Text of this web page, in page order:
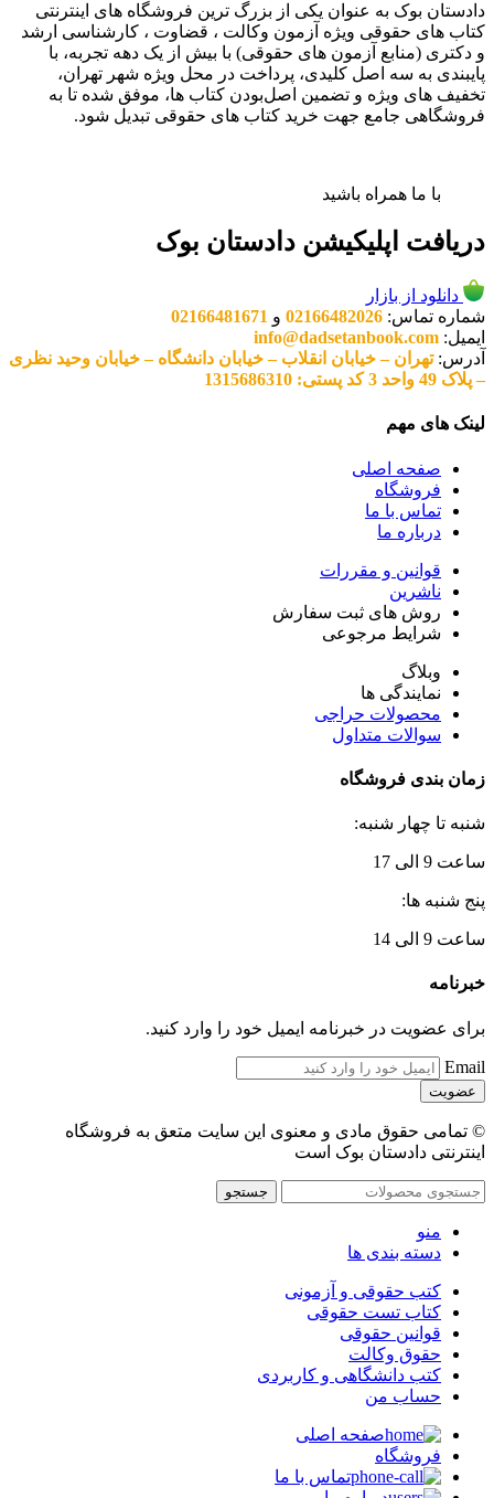
دادستان بوک به عنوان یکی از بزرگ ترین فروشگاه های اینترنتی
کتاب های حقوقی ویژه آزمون وکالت ، قضاوت ، کارشناسی ارشد
و دکتری (منابع آزمون های حقوقی) با بیش از یک دهه تجربه، با
پایبندی به سه اصل کلیدی، پرداخت در محل ویژه شهر تهران،
تخفیف های ویژه و تضمین اصل‌بودن کتاب ها، موفق شده تا به
فروشگاهی جامع جهت خرید کتاب های حقوقی تبدیل شود.
با ما همراه باشید
دریافت اپلیکیشن دادستان بوک
دانلود از بازار
شماره تماس: 02166482026 و 02166481671
ایمیل: info@dadsetanbook.com
آدرس:تهران – خیابان انقلاب – خیابان دانشگاه – خیابان وحید نظری
– پلاک 49 واحد 3 کد پستی: 1315686310
لینک های مهم
صفحه اصلی
فروشگاه
تماس با ما
درباره ما
قوانین و مقررات
ناشرین
روش های ثبت سفارش
شرایط مرجوعی
وبلاگ
نمایندگی ها
محصولات حراجی
سوالات متداول
زمان بندی فروشگاه
شنبه تا چهار شنبه:
ساعت 9 الی 17
پنج شنبه ها:
ساعت 9 الی 14
خبرنامه
برای عضویت در خبرنامه ایمیل خود را وارد کنید.
Email
© تمامی حقوق مادی و معنوی این سایت متعق به فروشگاه
اینترنتی دادستان بوک است
جستجو
منو
دسته بندی ها
کتب حقوقی و آزمونی
کتاب تست حقوقی
قوانین حقوقی
حقوق وکالت
کتب دانشگاهی و کاربردی
حساب من
صفحه اصلی
فروشگاه
تماس با ما